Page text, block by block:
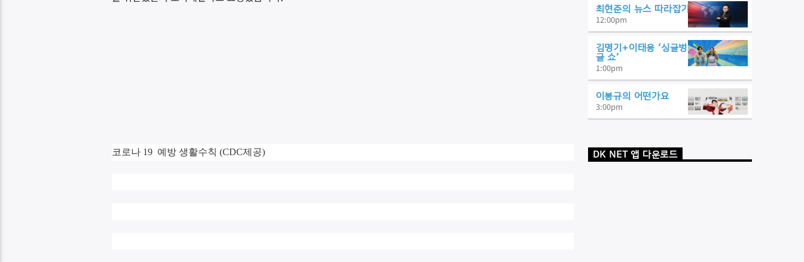
코로나 19 예방 생활수칙 (CDC제공)
최현준의 뉴스 따라잡기
12:00pm
김명기+이태용 ‘싱글벙
글 쇼’
1:00pm
이봉규의 어떤가요
3:00pm
DK NET 앱 다운로드